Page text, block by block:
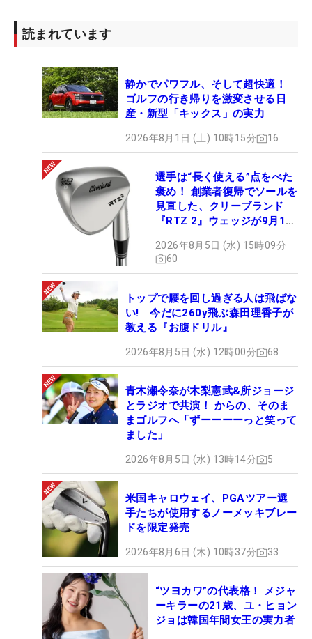
読まれています
静かでパワフル、そして超快適！
ゴルフの行き帰りを激変させる日
産・新型「キックス」の実力
2026年8月1日 (土) 10時15分 16
選手は“長く使える”点をべた
褒め！ 創業者復帰でソールを
見直した、クリーブランド
『RTZ 2』ウェッジが9月12
2026年8月5日 (水) 15時09分
60
トップで腰を回し過ぎる人は飛ばな
い! 今だに260y飛ぶ森田理香子が
教える『お腹ドリル』
2026年8月5日 (水) 12時00分 68
青木瀬令奈が木梨憲武&所ジョージ
とラジオで共演！ からの、そのま
まゴルフへ「ずーーーーっと笑って
ました」
2026年8月5日 (水) 13時14分 5
米国キャロウェイ、PGAツアー選
手たちが使用するノーメッキブレー
ドを限定発売
2026年8月6日 (木) 10時37分 33
“ツヨカワ”の代表格！ メジャ
ーキラーの21歳、ユ・ヒョン
ジョは韓国年間女王の実力者